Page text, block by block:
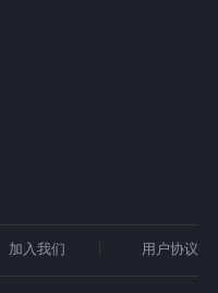
加入我们 用户协议